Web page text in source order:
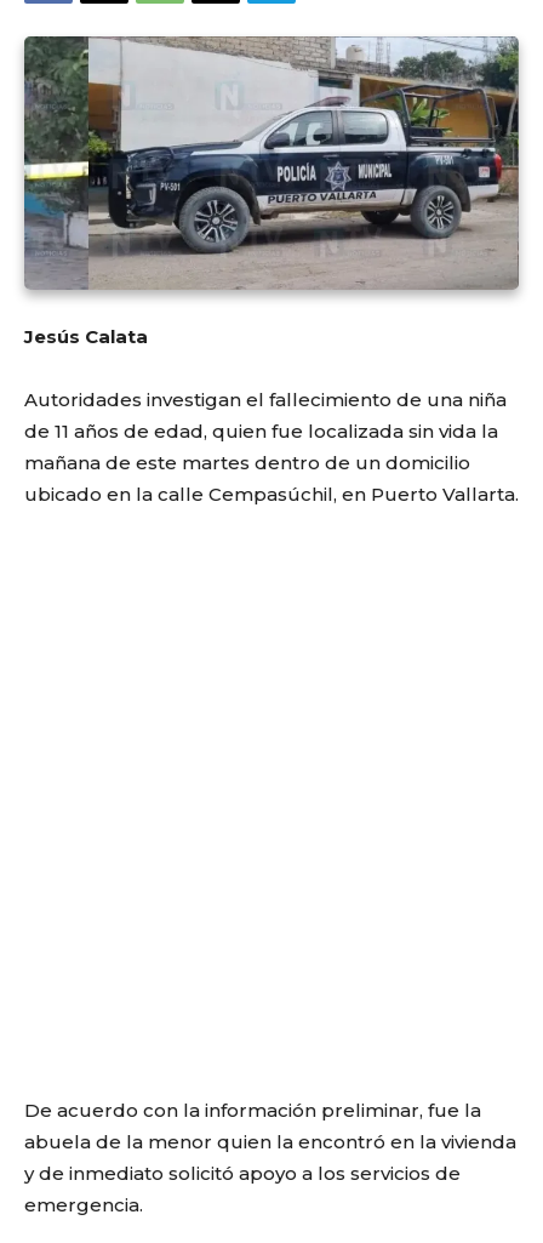
Jesús Calata
Autoridades investigan el fallecimiento de una niña
de 11 años de edad, quien fue localizada sin vida la
mañana de este martes dentro de un domicilio
ubicado en la calle Cempasúchil, en Puerto Vallarta.
De acuerdo con la información preliminar, fue la
abuela de la menor quien la encontró en la vivienda
y de inmediato solicitó apoyo a los servicios de
emergencia.